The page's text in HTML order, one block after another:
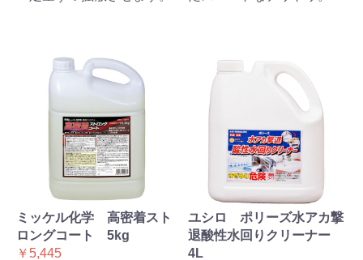
ミッケル化学 高密着スト
ロングコート 5kg
￥5,445
ユシロ ポリーズ水アカ撃
退酸性水回りクリーナー
4L